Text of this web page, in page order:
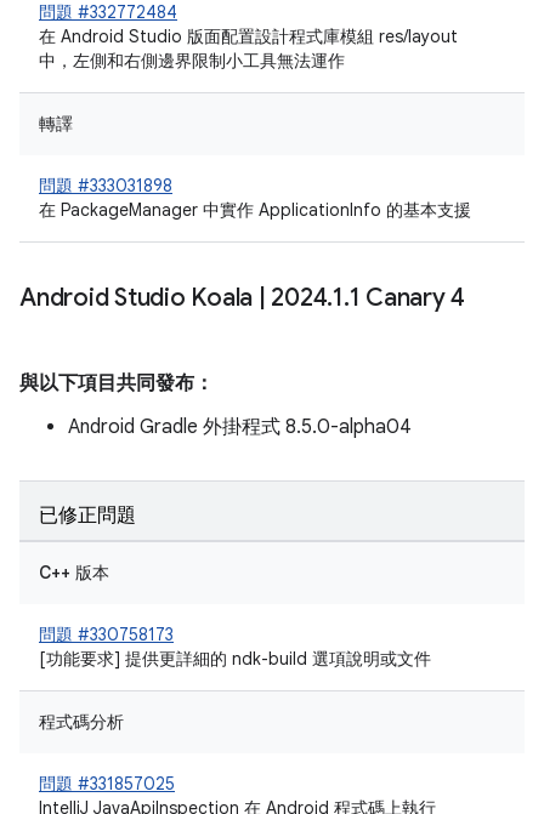
問題 #332772484
在 Android Studio 版面配置設計程式庫模組 res/layout
中，左側和右側邊界限制小工具無法運作
轉譯
問題 #333031898
在 PackageManager 中實作 ApplicationInfo 的基本支援
Android Studio Koala 2024.1.1 Canary 4
與以下項目共同發布：
Android Gradle 外掛程式 8.5.0-alpha04
已修正問題
C++ 版本
問題 #330758173
[功能要求] 提供更詳細的 ndk-build 選項說明或文件
程式碼分析
問題 #331857025
IntelliJ JavaApiInspection 在 Android 程式碼上執行